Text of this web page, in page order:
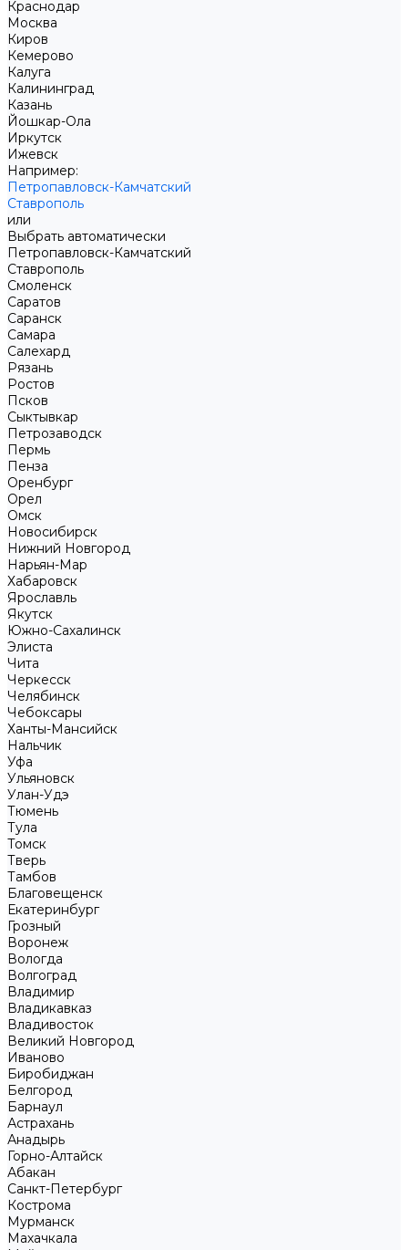
Краснодар
Москва
Киров
Кемерово
Калуга
Калининград
Казань
Йошкар-Ола
Иркутск
Ижевск
Например:
Петропавловск-Камчатский
Ставрополь
или
Выбрать автоматически
Петропавловск-Камчатский
Ставрополь
Смоленск
Саратов
Саранск
Самара
Салехард
Рязань
Ростов
Псков
Сыктывкар
Петрозаводск
Пермь
Пенза
Оренбург
Орел
Омск
Новосибирск
Нижний Новгород
Нарьян-Мар
Хабаровск
Ярославль
Якутск
Южно-Сахалинск
Элиста
Чита
Черкесск
Челябинск
Чебоксары
Ханты-Мансийск
Нальчик
Уфа
Ульяновск
Улан-Удэ
Тюмень
Тула
Томск
Тверь
Тамбов
Благовещенск
Екатеринбург
Грозный
Воронеж
Вологда
Волгоград
Владимир
Владикавказ
Владивосток
Великий Новгород
Иваново
Биробиджан
Белгород
Барнаул
Астрахань
Анадырь
Горно-Алтайск
Абакан
Санкт-Петербург
Кострома
Мурманск
Махачкала